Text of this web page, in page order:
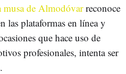
musa de Almodóvarreconoce
las plataformas en línea y
que hace uso de
profesionales, intenta ser